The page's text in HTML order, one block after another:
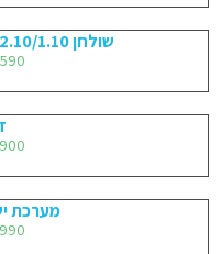
שולחן 2.10/1.10 נפתח ל 3.10 + 6 כסאות
מערכת